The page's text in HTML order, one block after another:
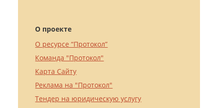
О проекте
О ресурсе “Протокол”
Команда "Протокол"
Карта Сайту
Реклама на "Протокол"
Тендер на юридическую услугу